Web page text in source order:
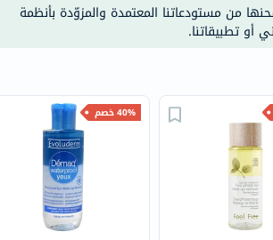
من مستودعاتنا المعتمدة والمزوّدة بأنظمة
أو تطبيقاتنا.
40% خصم